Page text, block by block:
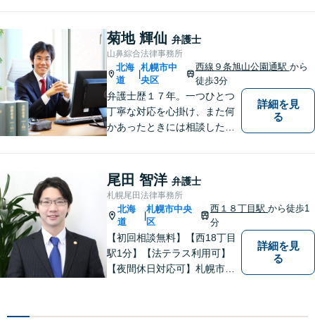
菊地 輝仙 弁護士
山鼻綜合法律事務所
北海
道
札幌市中
央区
西線９条旭山公園通駅 から
徒歩3分
弁護士歴１７年。一つひとつ
丁寧な対応を心掛け、また何
かあったときには相談したい
大事にしています。相続、民
事事件、中小企業の支援など
詳細を見
る
尾田 智洋 弁護士
札幌尾田法律事務所
北海
道
|
札幌市中央
区
西１８丁目駅から徒歩1
分
【初回相談無料】【西18丁目
駅1分】【法テラス利用可】
【夜間休日対応可】札幌市中
不動産問題・交通事故です。
詳細を見
る